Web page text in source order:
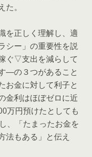
。
を正しく理解し、適
シー」の重要性を説
ぐ▽支出を減らして
―の３つがあること
お金に対して利子と
金利はほぼゼロに近
万円預けたとしても
、「たまったお金を
法もある」と伝え